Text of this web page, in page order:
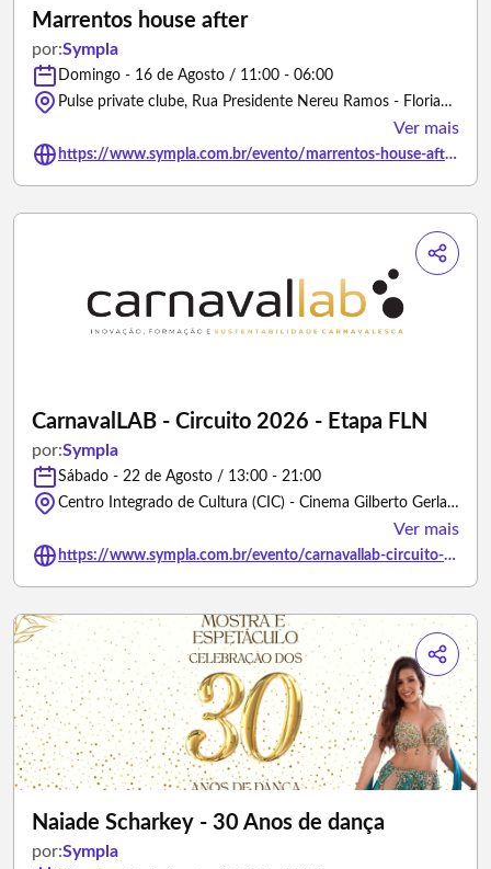
Marrentos house after
por:Sympla
Domingo - 16 de Agosto / 11:00 - 06:00
Pulse private clube, Rua Presidente Nereu Ramos - Florianópolis/Santa Catarina
Ver mais
https://www.sympla.com.br/evento/marrentos-house-after/3493294
CarnavalLAB - Circuito 2026 - Etapa FLN
por:Sympla
Sábado - 22 de Agosto / 13:00 - 21:00
Centro Integrado de Cultura (CIC) - Cinema Gilberto Gerlach, Avenida Governador Irineu Bornhausen - Florianópolis/Santa Catarina
Ver mais
https://www.sympla.com.br/evento/carnavallab-circuito-2026-etapa-fln/3501401
Naiade Scharkey - 30 Anos de dança
por:Sympla